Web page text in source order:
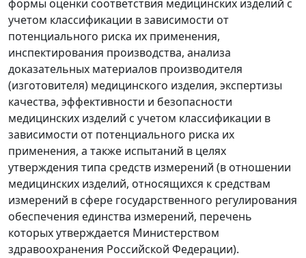
формы оценки соответствия медицинских изделий с
учетом классификации в зависимости от
потенциального риска их применения,
инспектирования производства, анализа
доказательных материалов производителя
(изготовителя) медицинского изделия, экспертизы
качества, эффективности и безопасности
медицинских изделий с учетом классификации в
зависимости от потенциального риска их
применения, а также испытаний в целях
утверждения типа средств измерений (в отношении
медицинских изделий, относящихся к средствам
измерений в сфере государственного регулирования
обеспечения единства измерений, перечень
которых утверждается Министерством
здравоохранения Российской Федерации).